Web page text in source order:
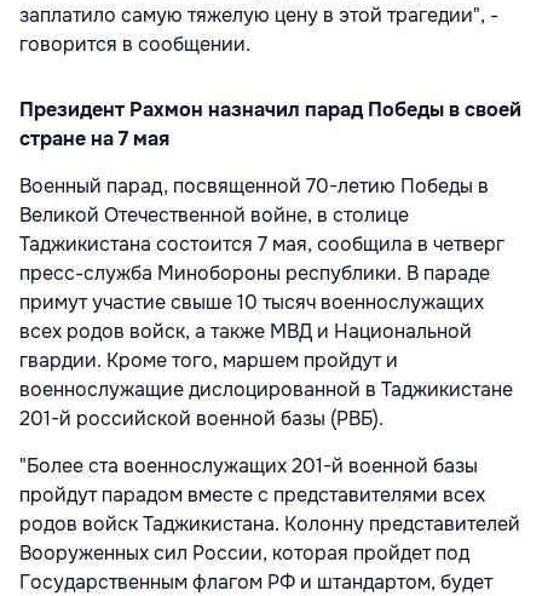
заплатило самую тяжелую цену в этой трагедии", -
говорится в сообщении.
Президент Рахмон назначил парад Победы в своей
стране на 7 мая
Военный парад, посвященной 70-летию Победы в
Великой Отечественной войне, в столице
Таджикистана состоится 7 мая, сообщила в четверг
пресс-служба Минобороны республики. В параде
примут участие свыше 10 тысяч военнослужащих
всех родов войск, а также МВД и Национальной
гвардии. Кроме того, маршем пройдут и
военнослужащие дислоцированной в Таджикистане
201-й российской военной базы (РВБ).
"Более ста военнослужащих 201-й военной базы
пройдут парадом вместе с представителями всех
родов войск Таджикистана. Колонну представителей
Вооруженных сил России, которая пройдет под
Государственным флагом РФ и штандартом, будет